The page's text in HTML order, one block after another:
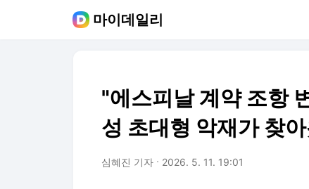
마이데일리
"에스피날 계약 조항
성 초대형 악재가 찾
심혜진 기자 2026. 5. 11. 19:01